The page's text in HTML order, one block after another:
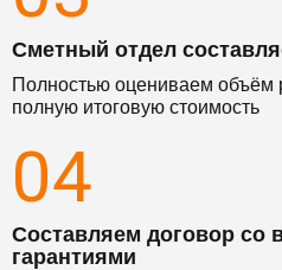
Сметный отдел
Полностью оцениваем объём
полную итоговую стоимость
04
Составляем договор со
гарантиями